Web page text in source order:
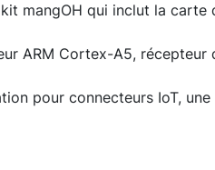
mangOH qui inclut la carte
ARM Cortex-A5,
pour connecteurs IoT,